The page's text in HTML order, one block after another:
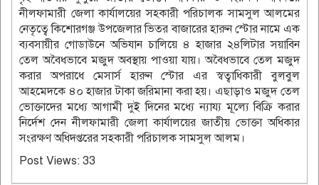
নীলফামারী জেলা কার্যালয়ের সহকারী পরিচালক সামসুল আলমের
নেতৃত্বে কিশোরগঞ্জ উপজেলার ভিতর বাজারের হারুন স্টোর নামে এক
ব্যবসায়ীর গোডাউনে অভিযান চালিয়ে ৪ হাজার ২৪লিটার সয়াবিন
তেল অবৈধভাবে মজুদ অবস্থায় পাওয়া যায়। অবৈধভাবে তেল মজুদ
করার অপরাধে মেসার্স হারুন স্টোর এর স্বত্বাধিকারী বুলবুল
আহমেদকে ৪০ হাজার টাকা জরিমানা করা হয়। এছাড়াও মজুদ তেল
ভোক্তাদের মধ্যে আগামী দুই দিনের মধ্যে ন্যায্য মূল্যে বিক্রি করার
নির্দেশ দেন নীলফামারী জেলা কার্যালয়ের জাতীয় ভোক্তা অধিকার
সংরক্ষণ অধিদপ্তরের সহকারী পরিচালক সামসুল আলম।
Post Views: 33